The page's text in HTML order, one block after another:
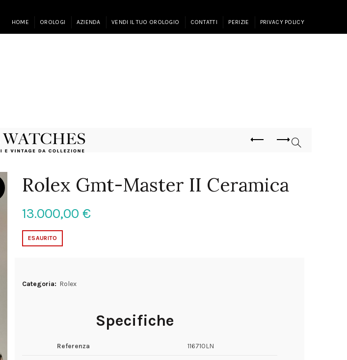
HOME OROLOGI AZIENDA VENDI IL TUO OROLOGIO CONTATTI PERIZIE PRIVACY POLICY
Rolex Gmt-Master II Ceramica
13.000,00 €
ESAURITO
Categoria: Rolex
Specifiche
Referenza 116710LN